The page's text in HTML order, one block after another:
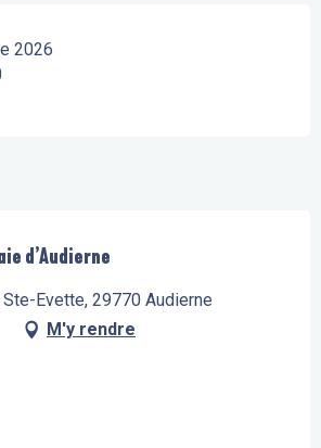
2026
d’Audierne
Evette, 29770 Audierne
M'y rendre